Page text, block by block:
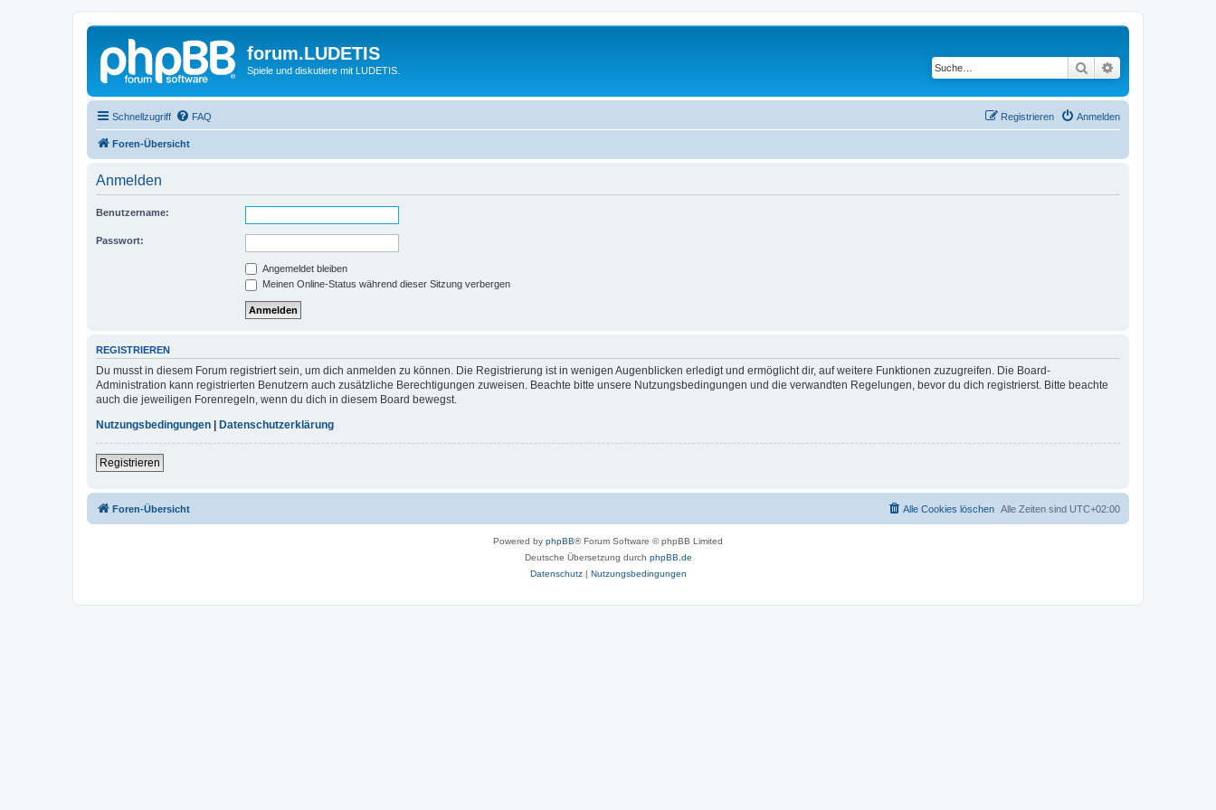
forum.LUDETIS
Spiele und diskutiere mit LUDETIS. Suche
Schnellzugriff FAQ Anmelden
Registrieren
Foren-Übersicht
Anmelden
Benutzername:
Passwort:
Angemeldet bleiben
Meinen Online-Status während dieser Sitzung verbergen
REGISTRIEREN
Du musst in diesem Forum registriert sein, um dich anmelden zu können. Die Registrierung ist in wenigen Augenblicken erledigt und ermöglicht dir, auf weitere Funktionen zuzugreifen. Die Board-
Administration kann registrierten Benutzern auch zusätzliche Berechtigungen zuweisen. Beachte bitte unsere Nutzungsbedingungen und die verwandten Regelungen, bevor du dich registrierst. Bitte beachte
auch die jeweiligen Forenregeln, wenn du dich in diesem Board bewegst.
Nutzungsbedingungen
Datenschutzerklärung
Registrieren
Foren-Übersicht Alle Zeiten sind UTC+02:00
Alle Cookies löschen
Powered by phpBB® Forum Software © phpBB Limited
Deutsche Übersetzung durch phpBB.de
Datenschutz| Nutzungsbedingungen